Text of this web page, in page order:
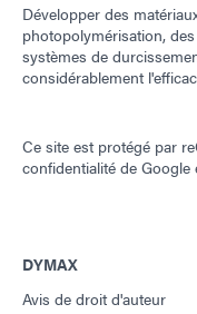
Développer des
photopolymérisation,
systèmes de
considérablement
Ce site est protégé par
confidentialité de Google
DYMAX
Avis de droit d'auteur